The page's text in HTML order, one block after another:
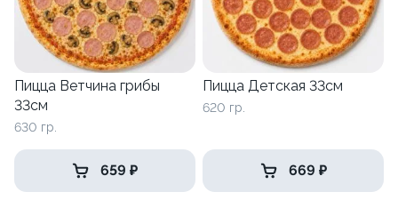
Пицца Ветчина грибы
33см
630 гр.
659 ₽
Пицца Детская 33см
620 гр.
669 ₽